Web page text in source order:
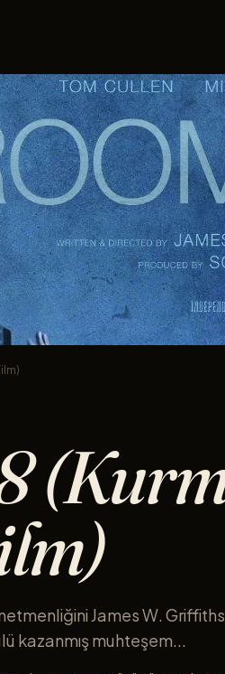
James W.
kazanmış muhteşem...